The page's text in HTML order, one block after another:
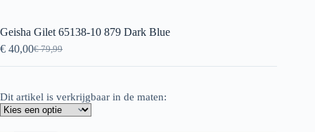
Geisha Gilet 65138-10 879 Dark Blue
€79,99
Oorspronkelijke
prijs
€ 79,99.
€ 40,00Huidige
prijs
€ 40,00.
Dit artikel is verkrijgbaar in de maten: